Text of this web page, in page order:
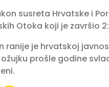
susreta Hrvatske i
Otoka koji je završio
ranije je hrvatskoj
prošle godine